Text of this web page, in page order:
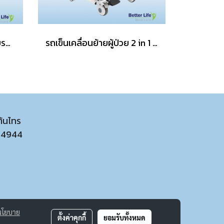
รถเข็นเหล็กชุบเคลือบสี มีเบรค พับได้ รถเข็นเคลื่อนย้ายผู้ป่วย 2 in 1 อุปกรณ์เคลื่อนย้ายผู้ป่วยติดเตียง รถเข็นสำหรับผู้ป่วยติดเตียง
ไทร
ยบาย
ตั้งค่าคุกกี้ ยอมรับทั้งหมด